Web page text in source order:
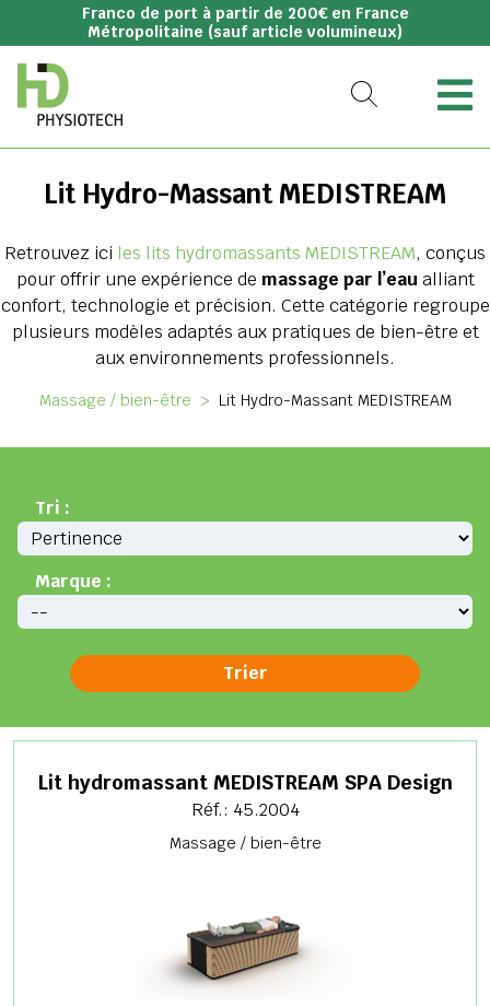
Franco de port à partir de 200€ en France
Métropolitaine (sauf article volumineux)
Lit Hydro-Massant MEDISTREAM
Retrouvez ici les lits hydromassants MEDISTREAM, conçus
pour offrir une expérience de massage par l’eaualliant
confort, technologie et précision. Cette catégorie regroupe
plusieurs modèles adaptés aux pratiques de bien-être et
aux environnements professionnels.
Massage / bien-être > Lit Hydro-Massant MEDISTREAM
Tri :
Marque :
Lit hydromassant MEDISTREAM SPA Design
Réf.: 45.2004
Massage / bien-être